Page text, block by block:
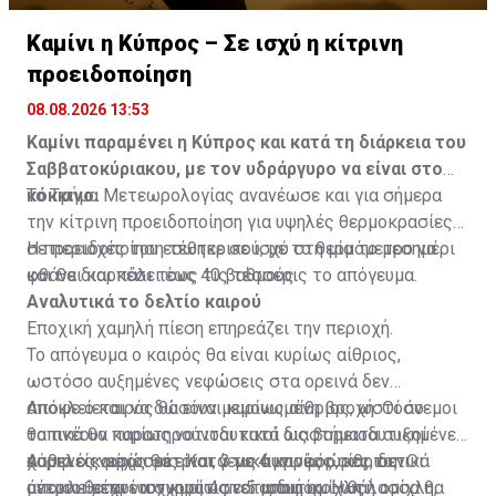
Καμίνι η Κύπρος – Σε ισχύ η κίτρινη
προειδοποίηση
08.08.2026 13:53
Καμίνι παραμένει η Κύπρος και κατά τη διάρκεια του
Σαββατοκύριακου, με τον υδράργυρο να είναι στο
κόκκινο.
Το Τμήμα Μετεωρολογίας ανανέωσε και για σήμερα
την κίτρινη προειδοποίηση για υψηλές θερμοκρασίες
σε περιοχές του εσωτερικού, με το θερμόμετρο να
φθάνει και πάλι τους 40 βαθμούς.
Η προειδοποίηση τέθηκε σε ισχύ στη μία το μεσημέρι
και θα διαρκέσει έως τις τέσσερις το απόγευμα.
Αναλυτικά το δελτίο καιρού
Εποχική χαμηλή πίεση επηρεάζει την περιοχή.
Το απόγευμα ο καιρός θα είναι κυρίως αίθριος,
ωστόσο αυξημένες νεφώσεις στα ορεινά δεν
αποκλείεται να δώσουν μεμονωμένη βροχή. Οι άνεμοι
θα πνέουν κυρίως νοτιοδυτικοί ως βορειοδυτικοί
ασθενείς μέχρι μέτριοι, 3 με 4 μποφόρ, και τοπικά
μέτριοι μέχρι ισχυροί, 4 με 5 μποφόρ. Η θάλασσα θα
Απόψε ο καιρός θα είναι κυρίως αίθριος, ωστόσο
τοπικά θα παρατηρούνται κατά διαστήματα αυξημένες
χαμηλές νεφώσεις. Κατά τις αυγινές ώρες, δεν
αποκλείεται να σχηματιστεί αραιή ομίχλη ή ομίχλη,
Αύριο ο καιρός θα είναι γενικά κυρίως αίθριος. Οι
άνεμοι θα πνέουν κυρίως νοτιοδυτικοί ως